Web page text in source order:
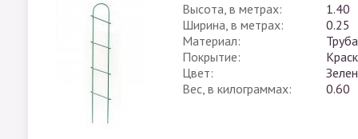
Высота, в метрах:
1.40
Ширина, в метрах:
0.25
Материал:
Покрытие:
Цвет:
Вес, в килограммах:
0.60